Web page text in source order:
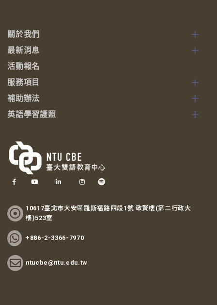
10617臺北市大安區羅斯福路四段1號 敬賢樓(第二行政大
樓)523室
+886-2-3366-7970
ntucbe@ntu.edu.tw
關於我們
最新消息
活動報名
服務項目
補助辦法
英語學習護照